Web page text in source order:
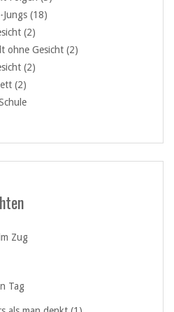
Jungs (18)
(2)
ohne Gesicht (2)
(2)
(2)
Zug
Tag